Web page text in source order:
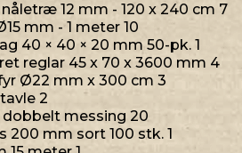
12 mm - 120 x 240 cm 7
mm - 1 meter 10
40 × 40 × 20 mm 50-pk. 1
reglar 45 x 70 x 3600 mm 4
Ø22 mm x 300 cm 3
2
messing 20
200 mm sort 100 stk. 1